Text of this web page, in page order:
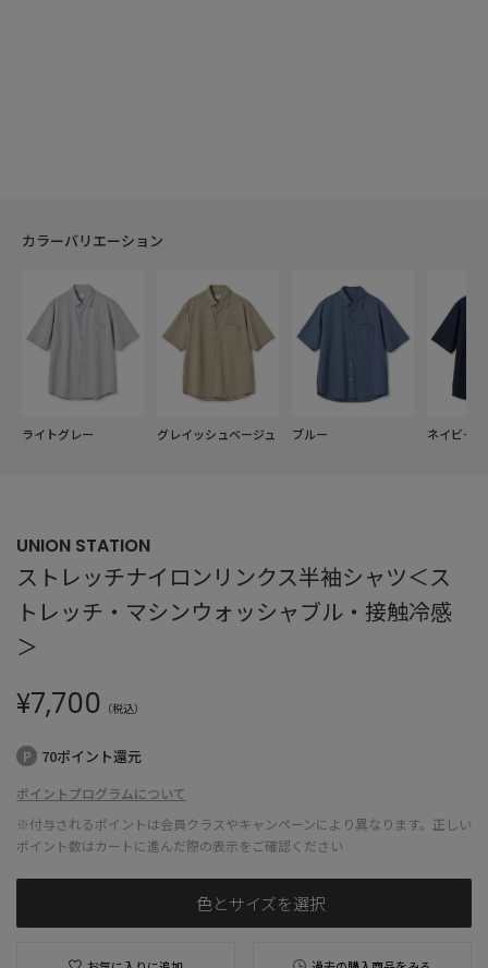
カラーバリエーション
ライトグレー グレイッシュベージュ ブルー ネイビー
UNION STATION
ストレッチナイロンリンクス半袖シャツ＜ス
トレッチ・マシンウォッシャブル・接触冷感
＞
¥7,700 （税込）
70ポイント還元
ポイントプログラムについて
※付与されるポイントは会員クラスやキャンペーンにより異なります。正しい
ポイント数はカートに進んだ際の表示をご確認ください
色とサイズを選択